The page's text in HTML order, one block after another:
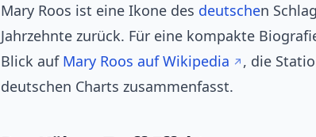
Mary Roos ist eine Ikone des deutschen
Jahrzehnte zurück. Für eine kompakte
Blick auf Mary Roos auf Wikipedia
, die
deutschen Charts zusammenfasst.